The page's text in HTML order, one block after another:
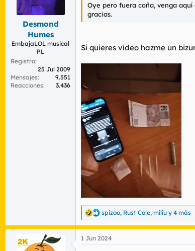
n
e
s
Desmond
Humes
EmbajaLOL musical
PL
Registro
25 Jul 2009
Mensajes
9.551
Reacciones
3.436
Oye pero fuera coña, venga
gracias.
Si quieres vídeo hazme un
R
e
a
c
spizoo, Rust Cole, miliu y 4 más
1 Jun 2024